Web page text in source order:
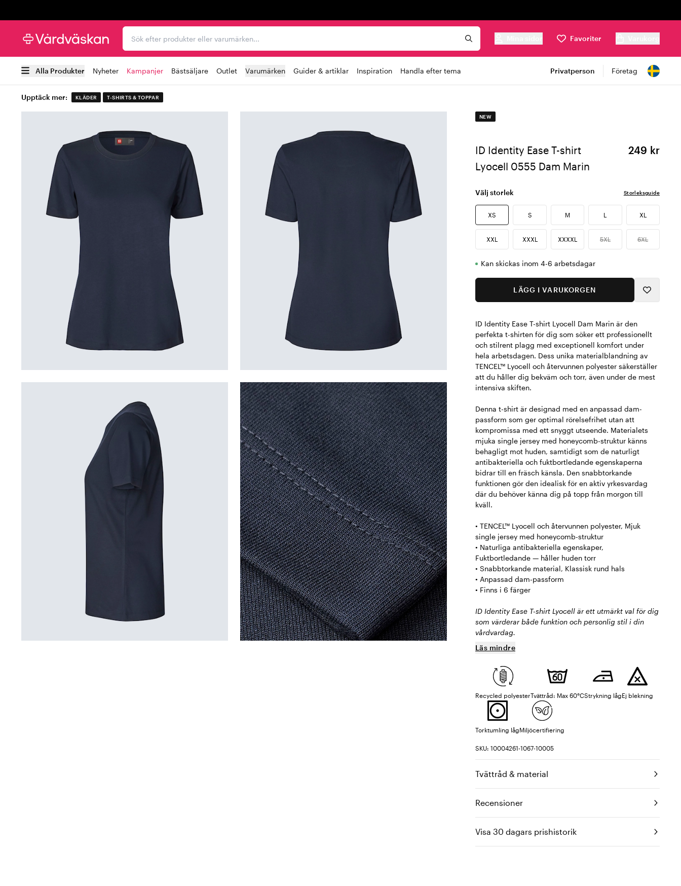
Sök efter produkter eller varumärken...
Favoriter
Alla Produkter Nyheter Kampanjer Bästsäljare Outlet Varumärken Guider & artiklar Inspiration Handla efter tema Privatperson Företag
Upptäck mer: KLÄDER T-SHIRTS & TOPPAR
NEW
ID Identity Ease T-shirt
Lyocell 0555 Dam Marin
249 kr
Välj storlek Storleksguide
XS S M L XL
XXL XXXL XXXXL 5XL 6XL
Kan skickas inom 4-6 arbetsdagar
LÄGG I VARUKORGEN
ID Identity Ease T-shirt Lyocell Dam Marin är den
perfekta t-shirten för dig som söker ett professionellt
och stilrent plagg med exceptionell komfort under
hela arbetsdagen. Dess unika materialblandning av
TENCEL™ Lyocell och återvunnen polyester säkerställer
att du håller dig bekväm och torr, även under de mest
intensiva skiften.
Denna t-shirt är designad med en anpassad dam-
passform som ger optimal rörelsefrihet utan att
kompromissa med ett snyggt utseende. Materialets
mjuka single jersey med honeycomb-struktur känns
behagligt mot huden, samtidigt som de naturligt
antibakteriella och fuktbortledande egenskaperna
bidrar till en fräsch känsla. Den snabbtorkande
funktionen gör den idealisk för en aktiv yrkesvardag
där du behöver känna dig på topp från morgon till
kväll.
• TENCEL™ Lyocell och återvunnen polyester, Mjuk
single jersey med honeycomb-struktur
• Naturliga antibakteriella egenskaper,
Fuktbortledande — håller huden torr
• Snabbtorkande material, Klassisk rund hals
• Anpassad dam-passform
• Finns i 6 färger
ID Identity Ease T-shirt Lyocell är ett utmärkt val för dig
som värderar både funktion och personlig stil i din
vårdvardag.
Läs mindre
Recycled polyesterTvättråd: Max 60°CStrykning lågEj blekning
Torktumling lågMiljöcertifiering
SKU: 10004261-1067-10005
Tvättråd & material
Recensioner
Visa 30 dagars prishistorik